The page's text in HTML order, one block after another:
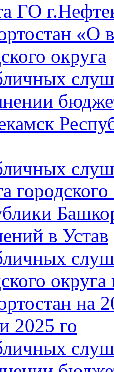
ГО
«О
округа
в Устав
на
2025 го